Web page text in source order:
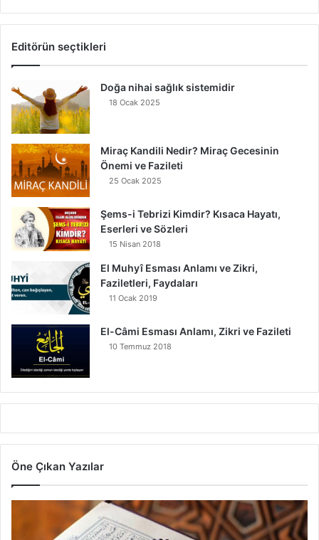
Editörün seçtikleri
Doğa nihai sağlık sistemidir
18 Ocak 2025
Miraç Kandili Nedir? Miraç Gecesinin
Önemi ve Fazileti
25 Ocak 2025
Şems-i Tebrizi Kimdir? Kısaca Hayatı,
Eserleri ve Sözleri
15 Nisan 2018
El Muhyî Esması Anlamı ve Zikri,
Faziletleri, Faydaları
11 Ocak 2019
El-Câmi Esması Anlamı, Zikri ve Fazileti
10 Temmuz 2018
Öne Çıkan Yazılar